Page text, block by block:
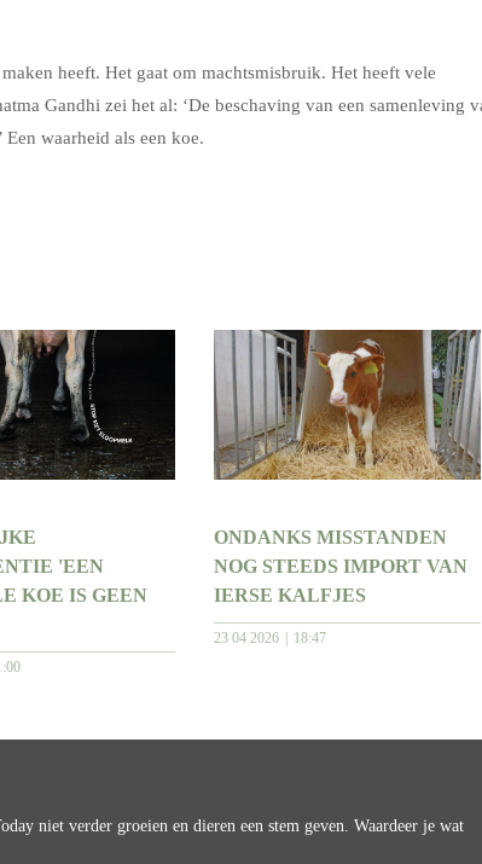
heeft. Het gaat om machtsmisbruik. Het heeft vele
Gandhi zei het al: ‘De beschaving van een samenleving
waarheid als een koe.
'EEN
KOE IS GEEN
ONDANKS MISSTANDEN
NOG STEEDS IMPORT VAN
IERSE KALFJES
23 04 2026 18:47
niet verder groeien en dieren een stem geven. Waardeer je wat